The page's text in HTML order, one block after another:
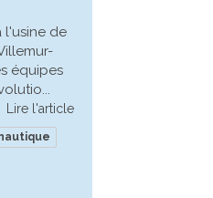
l'usine de
équipes
Lire l'article